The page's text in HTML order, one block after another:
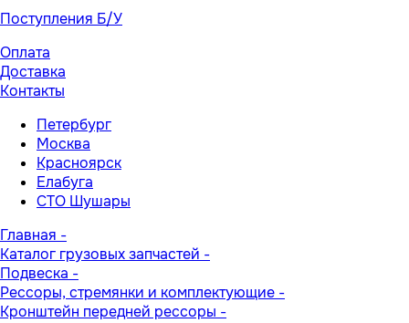
Поступления Б/У
Оплата
Доставка
Контакты
Петербург
Москва
Красноярск
Елабуга
СТО Шушары
Главная -
Каталог грузовых запчастей -
Подвеска -
Рессоры, стремянки и комплектующие -
Кронштейн передней рессоры -